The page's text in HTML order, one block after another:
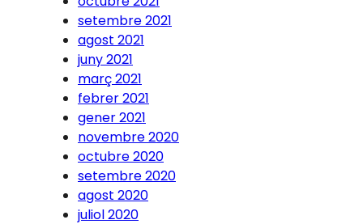
setembre 2021
agost 2021
juny 2021
març 2021
febrer 2021
gener 2021
novembre 2020
octubre 2020
setembre 2020
agost 2020
juliol 2020